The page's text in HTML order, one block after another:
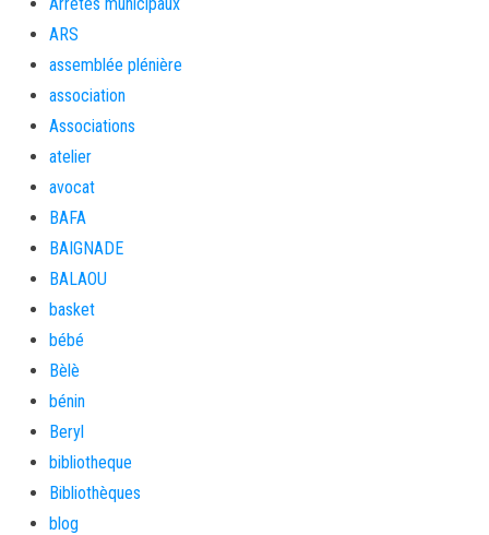
ARS
assemblée plénière
association
Associations
atelier
avocat
BAFA
BAIGNADE
BALAOU
basket
bébé
Bèlè
bénin
Beryl
bibliotheque
Bibliothèques
blog